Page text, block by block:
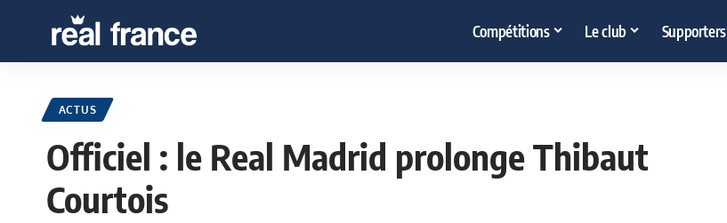
Compétitions Le club Supporters
ACTUS
Officiel : le Real Madrid prolonge Thibaut
Courtois